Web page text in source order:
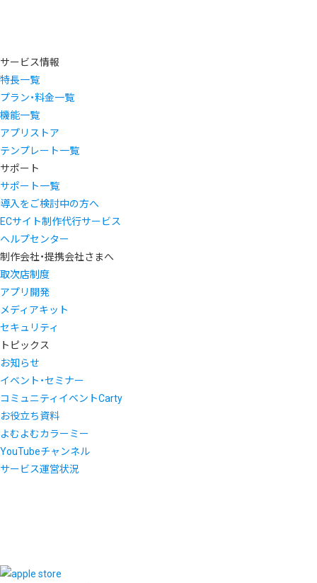
サービス情報
特長一覧
プラン・料金一覧
機能一覧
アプリストア
テンプレート一覧
サポート
サポート一覧
導入をご検討中の方へ
ECサイト制作代行サービス
ヘルプセンター
制作会社・提携会社さまへ
取次店制度
アプリ開発
メディアキット
セキュリティ
トピックス
お知らせ
イベント・セミナー
コミュニティイベントCarty
お役立ち資料
よむよむカラーミー
YouTubeチャンネル
サービス運営状況